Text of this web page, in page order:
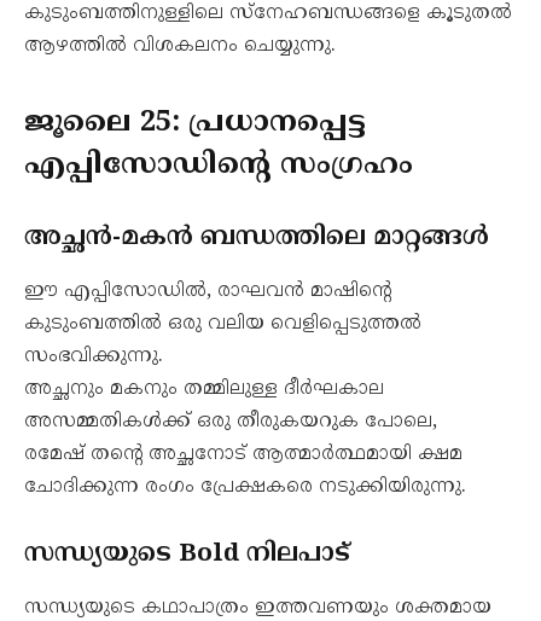
കുടുംബത്തിനുള്ളിലെ സ്നേഹബന്ധങ്ങളെ കൂടുതൽ
ആഴത്തിൽ വിശകലനം ചെയ്യുന്നു.
ജൂലൈ 25: പ്രധാനപ്പെട്ട
എപ്പിസോഡിന്റെ സംഗ്രഹം
അച്ഛൻ-മകൻ ബന്ധത്തിലെ മാറ്റങ്ങൾ
ഈ എപ്പിസോഡിൽ, രാഘവൻ മാഷിന്റെ
കുടുംബത്തിൽ ഒരു വലിയ വെളിപ്പെടുത്തൽ
സംഭവിക്കുന്നു.
അച്ഛനും മകനും തമ്മിലുള്ള ദീര്‍ഘകാല
അസമ്മതികൾക്ക് ഒരു തീരുകയറുക പോലെ,
രമേഷ് തന്റെ അച്ഛനോട് ആത്മാർത്ഥമായി ക്ഷമ
ചോദിക്കുന്ന രംഗം പ്രേക്ഷകരെ നടുക്കിയിരുന്നു.
സന്ധ്യയുടെ Bold നിലപാട്
സന്ധ്യയുടെ കഥാപാത്രം ഇത്തവണയും ശക്തമായ